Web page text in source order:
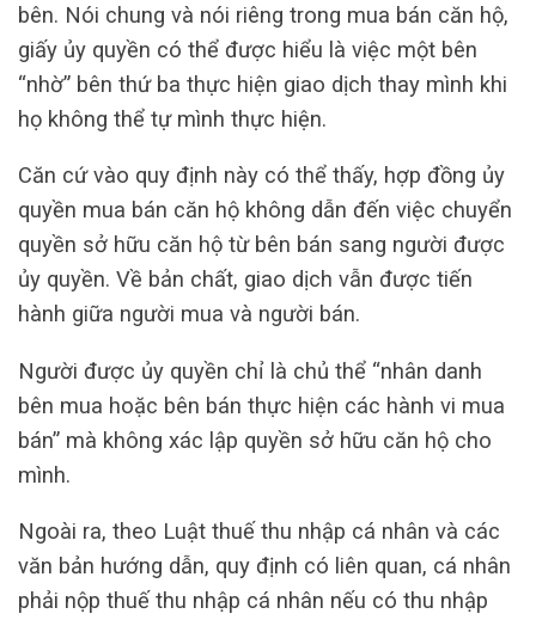
bên. Nói chung và nói riêng trong mua bán căn hộ,
giấy ủy quyền có thể được hiểu là việc một bên
“nhờ” bên thứ ba thực hiện giao dịch thay mình khi
họ không thể tự mình thực hiện.
Căn cứ vào quy định này có thể thấy, hợp đồng ủy
quyền mua bán căn hộ không dẫn đến việc chuyển
quyền sở hữu căn hộ từ bên bán sang người được
ủy quyền. Về bản chất, giao dịch vẫn được tiến
hành giữa người mua và người bán.
Người được ủy quyền chỉ là chủ thể “nhân danh
bên mua hoặc bên bán thực hiện các hành vi mua
bán” mà không xác lập quyền sở hữu căn hộ cho
mình.
Ngoài ra, theo Luật thuế thu nhập cá nhân và các
văn bản hướng dẫn, quy định có liên quan, cá nhân
phải nộp thuế thu nhập cá nhân nếu có thu nhập